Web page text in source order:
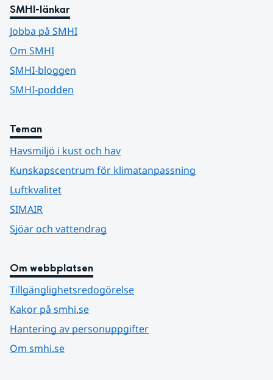
SMHI-länkar
Jobba på SMHI
Om SMHI
SMHI-bloggen
SMHI-podden
Teman
Havsmiljö i kust och hav
Kunskapscentrum för klimatanpassning
Luftkvalitet
SIMAIR
Sjöar och vattendrag
Om webbplatsen
Tillgänglighetsredogörelse
Kakor på smhi.se
Hantering av personuppgifter
Om smhi.se